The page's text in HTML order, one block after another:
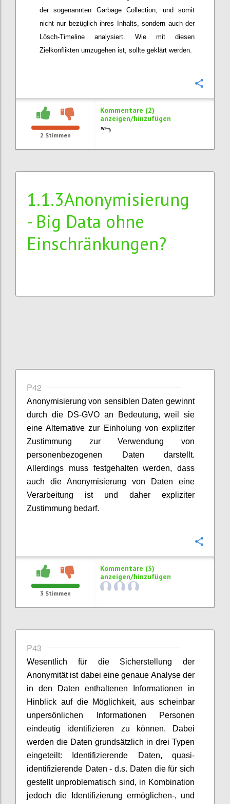
der sogenannten Garbage Collection, und somit
nicht nur bezüglich ihres Inhalts, sondern auch der
Lösch-Timeline analysiert. Wie mit diesen
Zielkonflikten umzugehen ist, sollte geklärt werden.
2 Stimmen
Kommentare (2)
anzeigen/hinzufügen
1.1.3Anonymisierung
- Big Data ohne
Einschränkungen?
P42
Anonymisierung von sensiblen Daten gewinnt
durch die DS-GVO an Bedeutung, weil sie
eine Alternative zur Einholung von expliziter
Zustimmung zur Verwendung von
personenbezogenen Daten darstellt.
Allerdings muss festgehalten werden, dass
auch die Anonymisierung von Daten eine
Verarbeitung ist und daher expliziter
Zustimmung bedarf.
3 Stimmen
Kommentare (3)
anzeigen/hinzufügen
P43
Wesentlich für die Sicherstellung der
Anonymität ist dabei eine genaue Analyse der
in den Daten enthaltenen Informationen in
Hinblick auf die Möglichkeit, aus scheinbar
unpersönlichen Informationen Personen
eindeutig identifizieren zu können. Dabei
werden die Daten grundsätzlich in drei Typen
eingeteilt: Identifizierende Daten, quasi-
identifizierende Daten - d.s. Daten die für sich
gestellt unproblematisch sind, in Kombination
jedoch die Identifizierung ermöglichen-, und